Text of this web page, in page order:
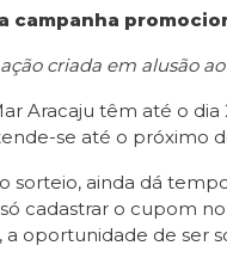
campanha
criada em alusão
Aracaju têm até o
se até o próximo
ainda dá
cadastrar o cupom
a oportunidade de ser